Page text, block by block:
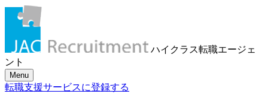
ハイクラス転職エージェ
ント
Menu
転職支援サービスに登録する